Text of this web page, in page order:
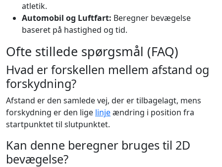
atletik.
Automobil og Luftfart: Beregner bevægelse
baseret på hastighed og tid.
Ofte stillede spørgsmål (FAQ)
Hvad er forskellen mellem afstand og
forskydning?
Afstand er den samlede vej, der er tilbagelagt, mens
forskydning er den lige linjeændring i position fra
startpunktet til slutpunktet.
Kan denne beregner bruges til 2D
bevægelse?